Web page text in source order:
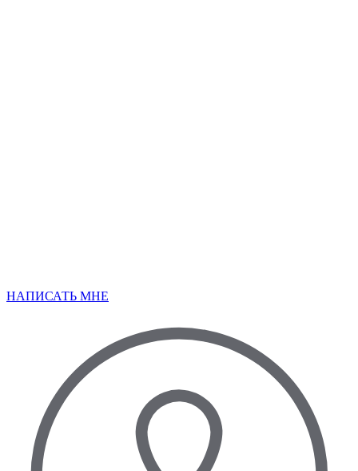
НАПИСАТЬ МНЕ